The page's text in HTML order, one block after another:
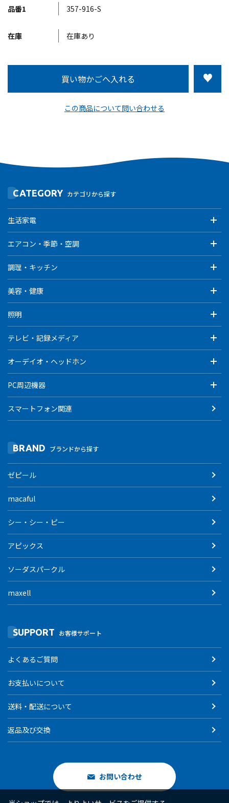
品番1 357-916-S
在庫 在庫あり
この商品について問い合わせる
CATEGORY カテゴリから探す
生活家電
エアコン・季節・空調
調理・キッチン
美容・健康
照明
テレビ・記録メディア
オーデイオ・ヘッドホン
PC周辺機器
スマートフォン関連
BRAND ブランドから探す
ゼピール
macaful
シー・シー・ピー
アピックス
ソーダスパークル
maxell
SUPPORT お客様サポート
よくあるご質問
お支払いについて
送料・配送について
返品及び交換
お問い合わせ